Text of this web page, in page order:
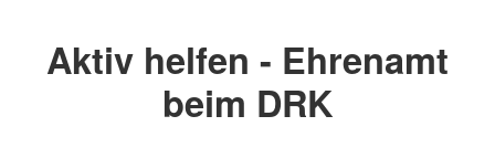
Aktiv helfen - Ehrenamt
beim DRK